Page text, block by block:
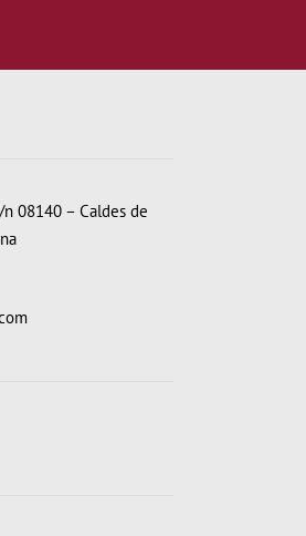
08140 – Caldes de